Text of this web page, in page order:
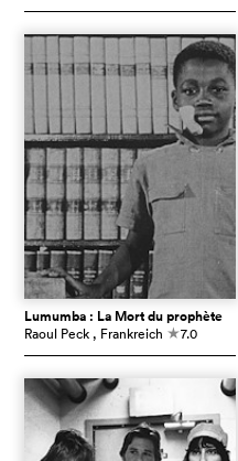
Lumumba : La Mort du prophète
Raoul Peck , Frankreich c7.0